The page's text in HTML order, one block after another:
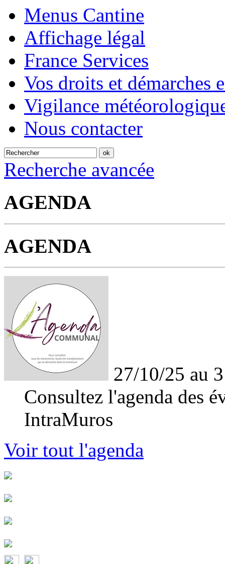
Menus Cantine
Affichage légal
France Services
Vos droits et démarches
Vigilance
Nous contacter
Recherche avancée
AGENDA
AGENDA
27/10/25 au
Consultez l'agenda des
IntraMuros
Voir tout l'agenda